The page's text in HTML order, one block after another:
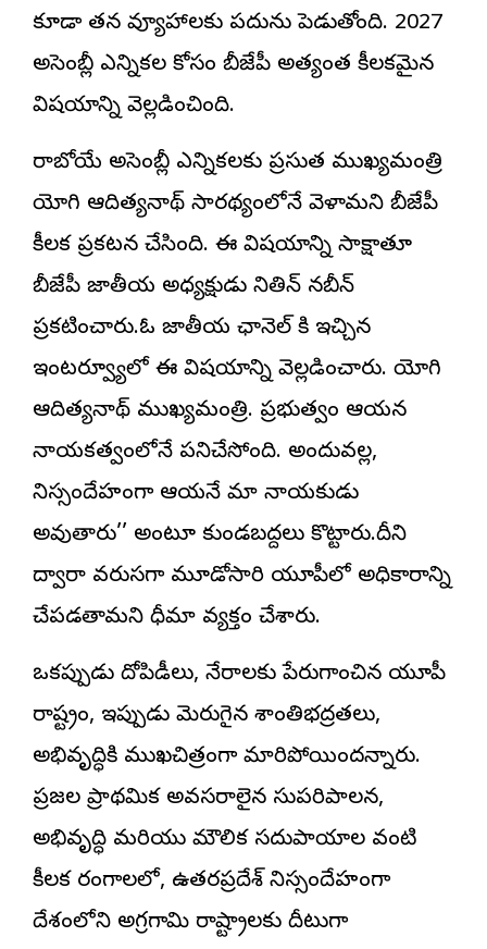
కూడా తన వ్యూహాలకు పదును పెడుతోంది. 2027
అసెంబ్లీ ఎన్నికల కోసం బీజేపీ అత్యంత కీలకమైన
విషయాన్ని వెల్లడించింది.
రాబోయే అసెంబ్లీ ఎన్నికలకు ప్రస్తుత ముఖ్యమంత్రి
యోగి ఆదిత్యనాథ్ సారథ్యంలోనే వెళ్తామని బీజేపీ
కీలక ప్రకటన చేసింది. ఈ విషయాన్ని సాక్షాత్తూ
బీజేపీ జాతీయ అధ్యక్షుడు నితిన్ నబీన్
ప్రకటించారు.ఓ జాతీయ ఛానెల్ కి ఇచ్చిన
ఇంటర్వ్యూలో ఈ విషయాన్ని వెల్లడించారు. యోగి
ఆదిత్యనాథ్ ముఖ్యమంత్రి. ప్రభుత్వం ఆయన
నాయకత్వంలోనే పనిచేస్తోంది. అందువల్ల,
నిస్సందేహంగా ఆయనే మా నాయకుడు
అవుతారు’’ అంటూ కుండబద్దలు కొట్టారు.దీని
ద్వారా వరుసగా మూడోసారి యూపీలో అధికారాన్ని
చేపడతామని ధీమా వ్యక్తం చేశారు.
ఒకప్పుడు దోపిడీలు, నేరాలకు పేరుగాంచిన యూపీ
రాష్ట్రం, ఇప్పుడు మెరుగైన శాంతిభద్రతలు,
అభివృద్ధికి ముఖచిత్రంగా మారిపోయిందన్నారు.
ప్రజల ప్రాథమిక అవసరాలైన సుపరిపాలన,
అభివృద్ధి మరియు మౌలిక సదుపాయాల వంటి
కీలక రంగాలలో, ఉత్తరప్రదేశ్ నిస్సందేహంగా
దేశంలోని అగ్రగామి రాష్ట్రాలకు దీటుగా